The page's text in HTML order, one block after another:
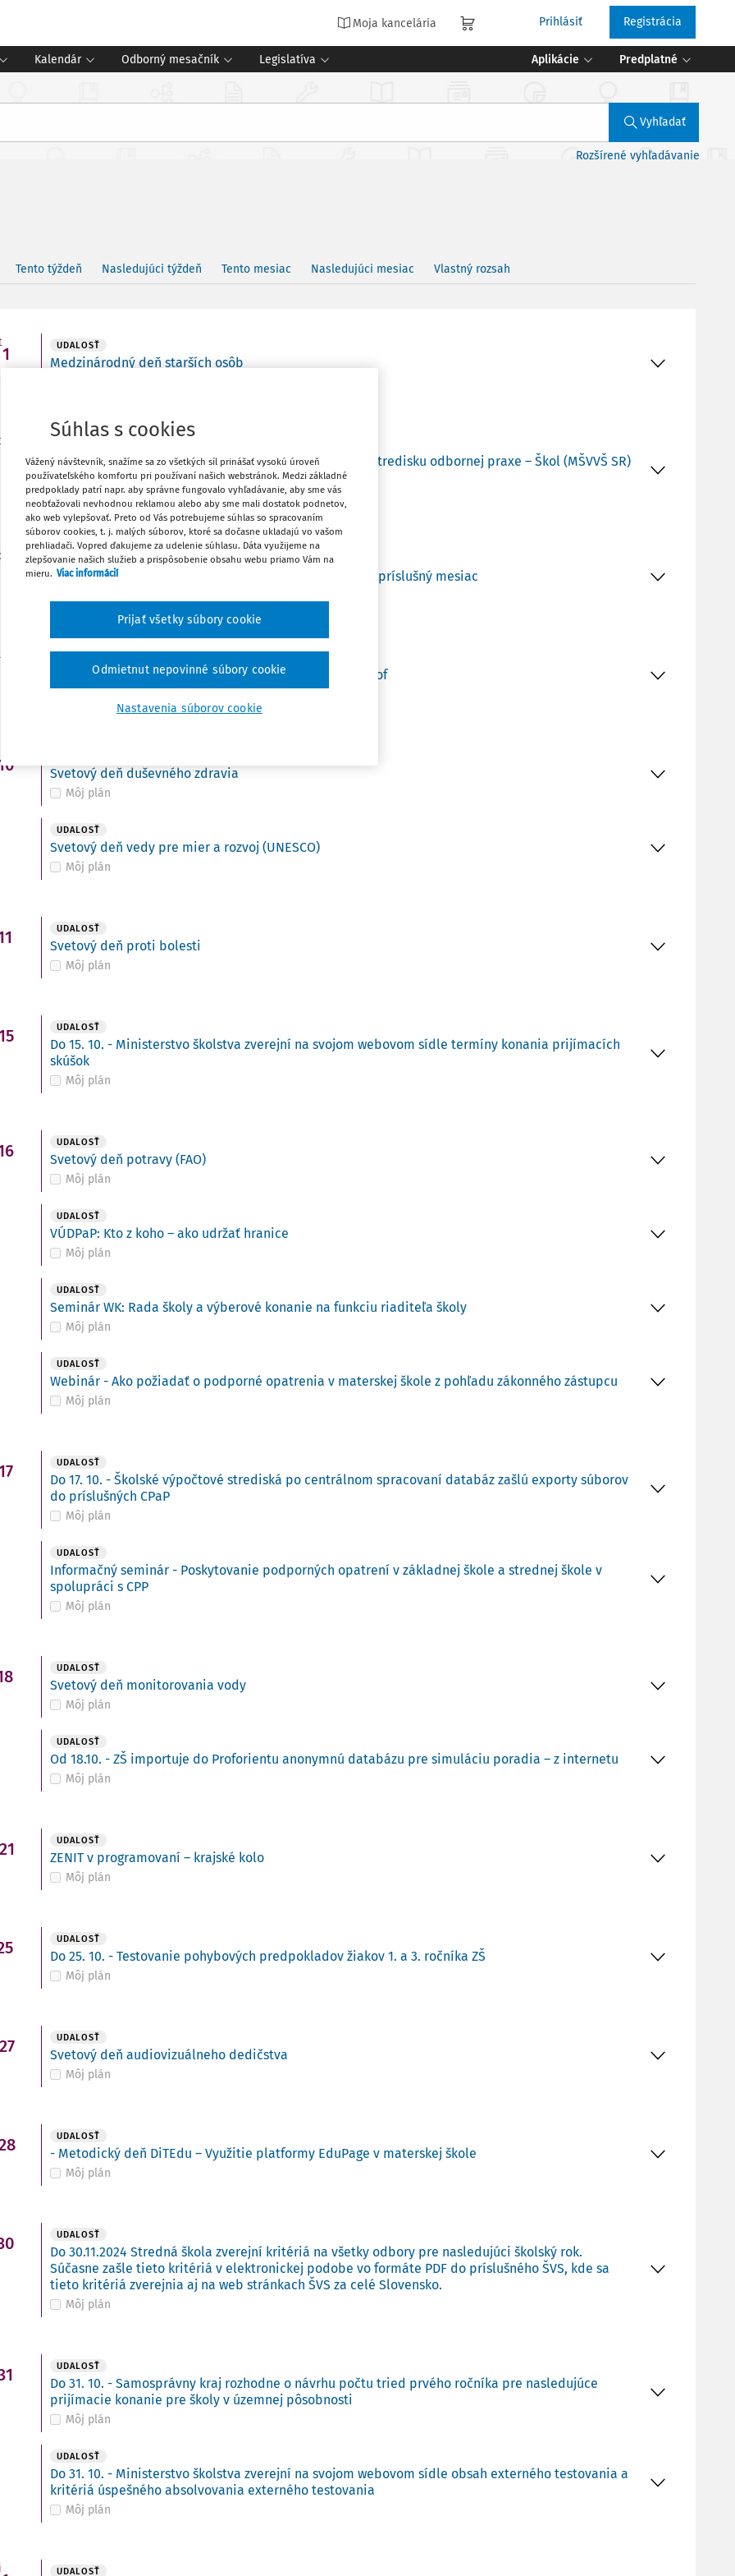
Moja kancelária Prihlásiť Registrácia
Kalendár Odborný mesačník Legislatíva Aplikácie Predplatné
Vyhľadať
Rozšírené vyhľadávanie
Tento týždeň Nasledujúci týždeň Tento mesiac Nasledujúci mesiac Vlastný rozsah
1 UDALOSŤ
Medzinárodný deň starších osôb
Do 3. 10. - Výkaz o stredisku praktického vyučovania a stredisku odbornej praxe – Škol (MŠVVŠ SR)
27 – 01 – web aplikácia
Môj plán
UDALOSŤ
Do 5. 10. - Odoslanie údajov do Centrálneho registra za príslušný mesiac
Medzinárodný deň za zredukovanie prírodných katastrof
Svetový deň duševného zdravia
Môj plán
UDALOSŤ
Svetový deň vedy pre mier a rozvoj (UNESCO)
Môj plán
UDALOSŤ
Svetový deň proti bolesti
Môj plán
UDALOSŤ
Do 15. 10. - Ministerstvo školstva zverejní na svojom webovom sídle termíny konania prijímacích
skúšok
Môj plán
UDALOSŤ
Svetový deň potravy (FAO)
Môj plán
UDALOSŤ
VÚDPaP: Kto z koho – ako udržať hranice
Môj plán
UDALOSŤ
Seminár WK: Rada školy a výberové konanie na funkciu riaditeľa školy
Môj plán
UDALOSŤ
Webinár - Ako požiadať o podporné opatrenia v materskej škole z pohľadu zákonného zástupcu
Môj plán
UDALOSŤ
Do 17. 10. - Školské výpočtové strediská po centrálnom spracovaní databáz zašlú exporty súborov
do príslušných CPaP
Môj plán
UDALOSŤ
Informačný seminár - Poskytovanie podporných opatrení v základnej škole a strednej škole v
spolupráci s CPP
Môj plán
UDALOSŤ
Svetový deň monitorovania vody
Môj plán
UDALOSŤ
Od 18.10. - ZŠ importuje do Proforientu anonymnú databázu pre simuláciu poradia – z internetu
Môj plán
21 UDALOSŤ
ZENIT v programovaní – krajské kolo
Môj plán
UDALOSŤ
Do 25. 10. - Testovanie pohybových predpokladov žiakov 1. a 3. ročníka ZŠ
Môj plán
27 UDALOSŤ
Svetový deň audiovizuálneho dedičstva
Môj plán
UDALOSŤ
- Metodický deň DiTEdu – Využitie platformy EduPage v materskej škole
Môj plán
UDALOSŤ
Do 30.11.2024 Stredná škola zverejní kritériá na všetky odbory pre nasledujúci školský rok.
Súčasne zašle tieto kritériá v elektronickej podobe vo formáte PDF do príslušného ŠVS, kde sa
tieto kritériá zverejnia aj na web stránkach ŠVS za celé Slovensko.
Môj plán
UDALOSŤ
Do 31. 10. - Samosprávny kraj rozhodne o návrhu počtu tried prvého ročníka pre nasledujúce
prijímacie konanie pre školy v územnej pôsobnosti
Môj plán
UDALOSŤ
Do 31. 10. - Ministerstvo školstva zverejní na svojom webovom sídle obsah externého testovania a
kritériá úspešného absolvovania externého testovania
Môj plán
UDALOSŤ
Súhlas s cookies
Vážený návštevník, snažíme sa zo všetkých síl prinášať vysokú úroveň
používateľského komfortu pri používaní našich webstránok. Medzi základné
predpoklady patrí napr. aby správne fungovalo vyhľadávanie, aby sme vás
neobťažovali nevhodnou reklamou alebo aby sme mali dostatok podnetov,
ako web vylepšovať. Preto od Vás potrebujeme súhlas so spracovaním
súborov cookies, t. j. malých súborov, ktoré sa dočasne ukladajú vo vašom
prehliadači. Vopred ďakujeme za udelenie súhlasu. Dáta využijeme na
zlepšovanie našich služieb a prispôsobenie obsahu webu priamo Vám na
mieru. Viac informácií
Nastavenia súborov cookie
Odmietnut nepovinné súbory cookie
Prijať všetky súbory cookie